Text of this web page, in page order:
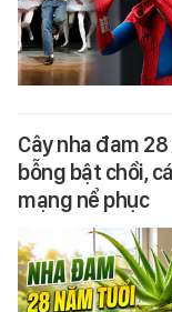
Cây nha đam
bỗng bật chồi,
mạng nể phục